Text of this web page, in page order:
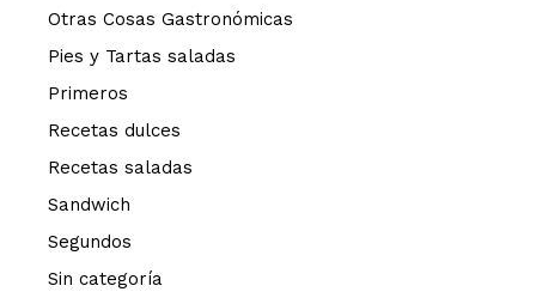
Otras Cosas Gastronómicas
Pies y Tartas saladas
Primeros
Recetas dulces
Recetas saladas
Sandwich
Segundos
Sin categoría